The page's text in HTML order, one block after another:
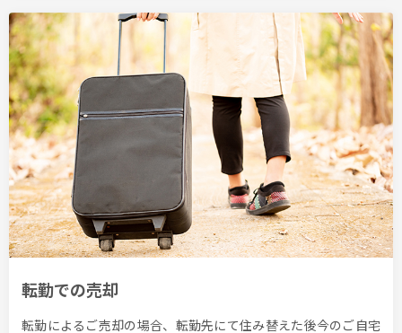
転勤での売却
転勤によるご売却の場合、転勤先にて住み替えた後今のご自宅